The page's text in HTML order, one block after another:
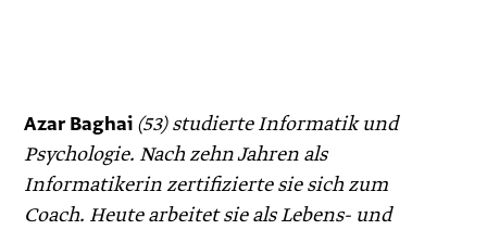
Azar Baghai (53) studierte Informatik und
Psychologie. Nach zehn Jahren als
Informatikerin zertifizierte sie sich zum
Coach. Heute arbeitet sie als Lebens- und